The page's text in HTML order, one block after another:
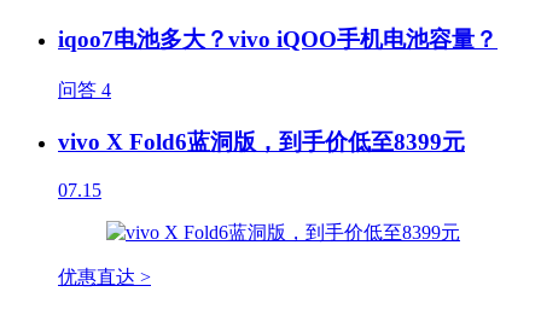
iqoo7电池多大？vivo iQOO手机电池容量？
问答 4
vivo X Fold6蓝洞版，到手价低至8399元
07.15
优惠直达 >